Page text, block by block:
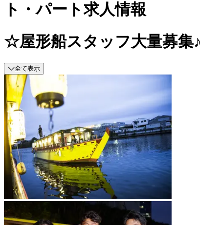
ト・パート求人情報
☆屋形船スタッフ大量募集♪
全て表示